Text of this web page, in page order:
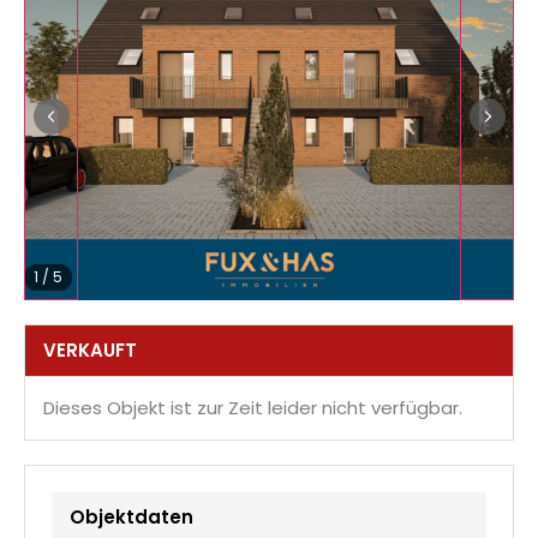
1 / 5
VERKAUFT
Dieses Objekt ist zur Zeit leider nicht verfügbar.
Objektdaten